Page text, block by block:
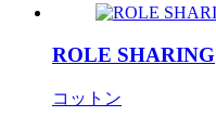
ROLE SHARING
コットン